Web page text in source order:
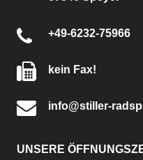
+49-6232-75966
kein Fax!
info@stiller-
UNSERE